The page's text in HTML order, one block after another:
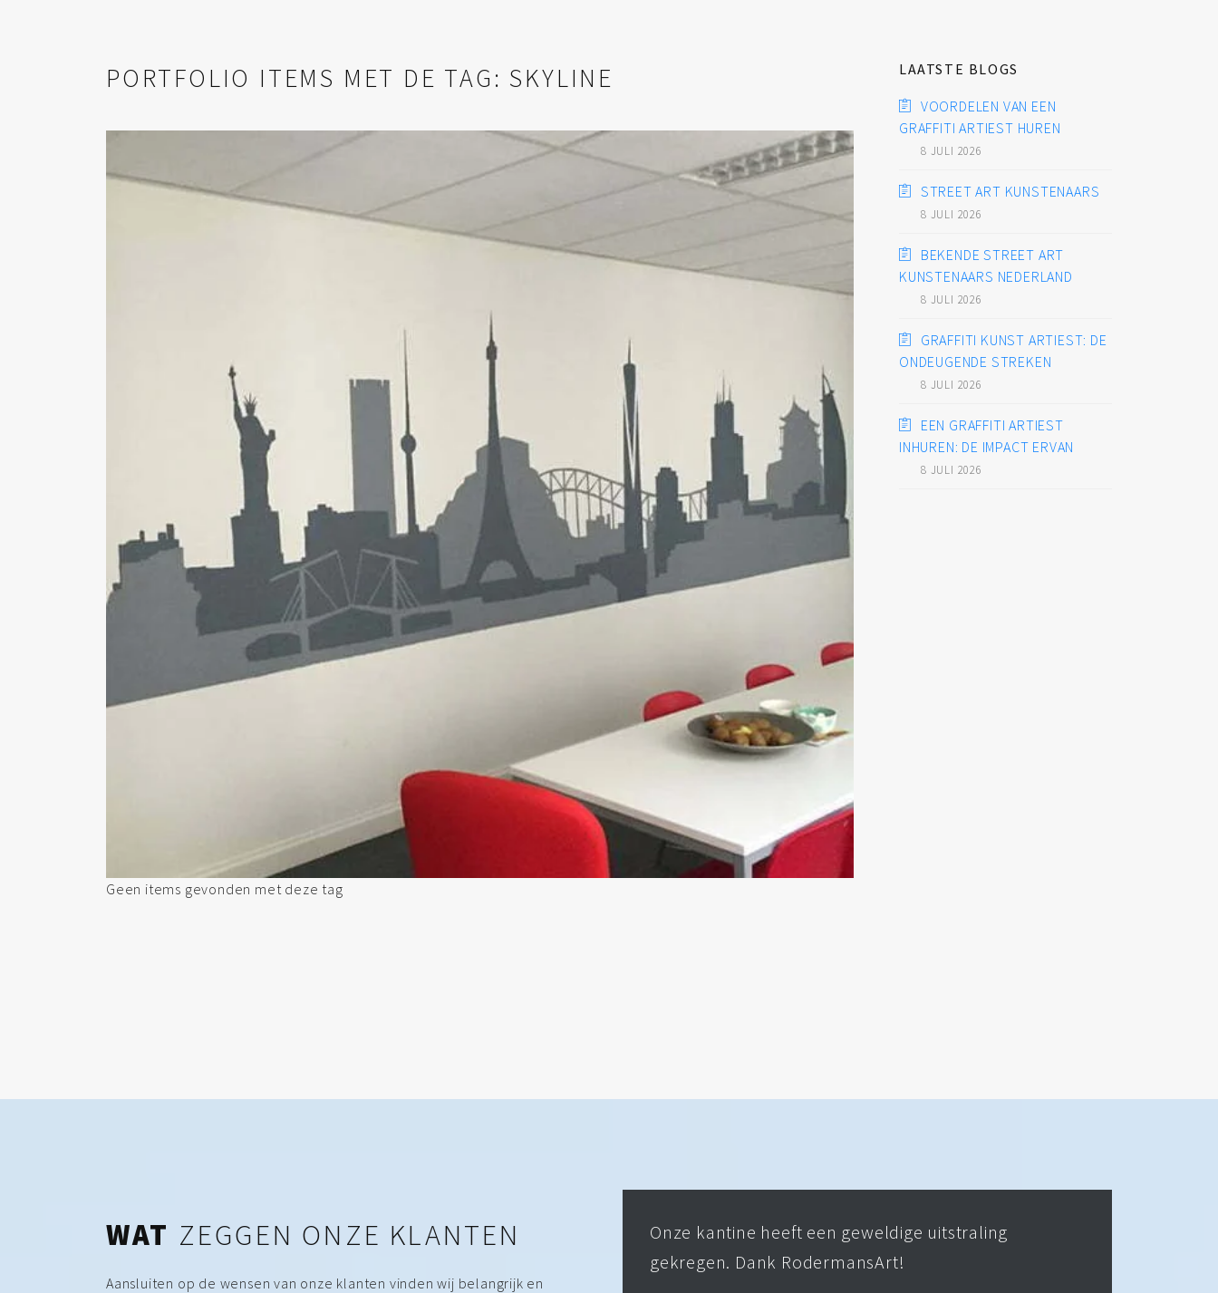
PORTFOLIO ITEMS MET DE TAG: SKYLINE
Geen items gevonden met deze tag
LAATSTE BLOGS
VOORDELEN VAN EEN
GRAFFITI ARTIEST HUREN
8 JULI 2026
STREET ART KUNSTENAARS
8 JULI 2026
BEKENDE STREET ART
KUNSTENAARS NEDERLAND
8 JULI 2026
GRAFFITI KUNST ARTIEST: DE
ONDEUGENDE STREKEN
8 JULI 2026
EEN GRAFFITI ARTIEST
INHUREN: DE IMPACT ERVAN
8 JULI 2026
WAT ZEGGEN ONZE KLANTEN
Aansluiten op de wensen van onze klanten vinden wij belangrijk en
Onze kantine heeft een geweldige uitstraling
gekregen. Dank RodermansArt!